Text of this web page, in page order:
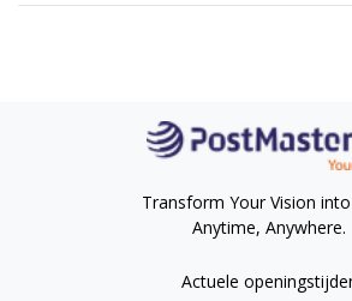
Transform Your Vision
Anytime, Anywhere.
Actuele